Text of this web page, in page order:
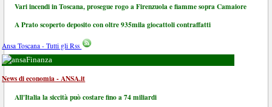
Vari incendi in Toscana, prosegue rogo a Firenzuola e fiamme sopra Camaiore
A Prato scoperto deposito con oltre 935mila giocattoli contraffatti
Ansa Toscana - Tutti gli Rss
Finanza
News di economia - ANSA.it
All'Italia la siccità può costare fino a 74 miliardi